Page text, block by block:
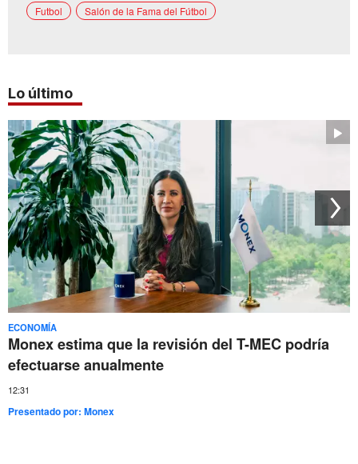
Futbol
Salón de la Fama del Fútbol
Lo último
ECONOMÍA
Monex estima que la revisión del T-MEC podría
efectuarse anualmente
12:31
Presentado por:Monex